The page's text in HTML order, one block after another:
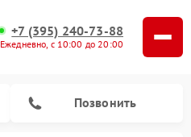
+7 (395) 240-73-88
Ежедневно, с 10:00 до 20:00
Позвонить